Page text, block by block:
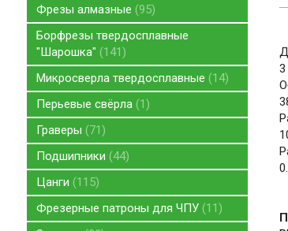
Фрезы алмазные 95
Борфрезы твердосплавные
"Шарошка" 141
Микросверла твердосплавные 14
Перьевые свёрла 1
Граверы 71
Подшипники 44
Цанги 115
Фрезерные патроны для ЧПУ 11
3